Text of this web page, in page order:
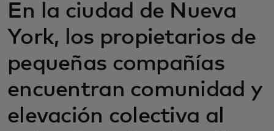
En la ciudad de Nueva
York, los propietarios de
pequeñas compañías
encuentran comunidad y
elevación colectiva al